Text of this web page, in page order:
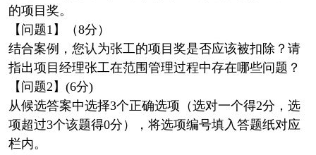
的项目奖。
【问题1】（8分）
结合案例，您认为张工的项目奖是否应该被扣除？请
指出项目经理张工在范围管理过程中存在哪些问题？
【问题2】(6分)
从候选答案中选择3个正确选项（选对一个得2分，选
项超过3个该题得0分），将选项编号填入答题纸对应
栏内。